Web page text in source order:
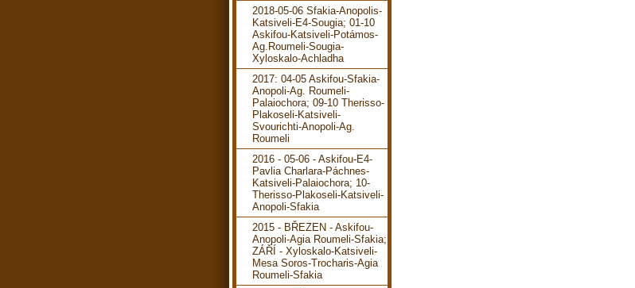
2018-05-06 Sfakia-Anopolis-
Katsiveli-E4-Sougia; 01-10
Askifou-Katsiveli-Potámos-
Ag.Roumeli-Sougia-
Xyloskalo-Achladha
2017: 04-05 Askifou-Sfakia-
Anopoli-Ag. Roumeli-
Palaiochora; 09-10 Therisso-
Plakoseli-Katsiveli-
Svourichti-Anopoli-Ag.
Roumeli
2016 - 05-06 - Askifou-E4-
Pavlia Charlara-Páchnes-
Katsiveli-Palaiochora; 10-
Therisso-Plakoseli-Katsiveli-
Anopoli-Sfakia
2015 - BŘEZEN - Askifou-
Anopoli-Agia Roumeli-Sfakia;
ZÁŘÍ - Xyloskalo-Katsiveli-
Mesa Soros-Trocharis-Agia
Roumeli-Sfakia